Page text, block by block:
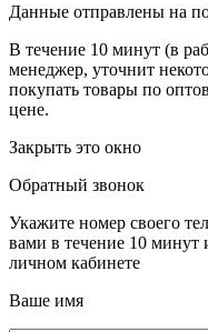
Данные отправлены на
В течение 10 минут (в
менеджер, уточнит
покупать товары по
цене.
Закрыть это окно
Обратный звонок
Укажите номер своего
вами в течение 10
личном кабинете
Ваше имя